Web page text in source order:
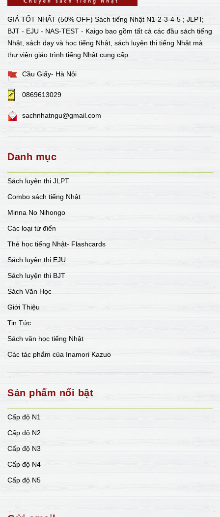
GIÁ TỐT NHẤT (50% OFF) Sách tiếng Nhật N1-2-3-4-5 ; JLPT;
BJT - EJU - NAS-TEST - Kaigo bao gồm tất cả các đầu sách tiếng
Nhật, sách dạy và học tiếng Nhật, sách luyện thi tiếng Nhật mà
thư viện giáo trình tiếng Nhật cung cấp.
Cầu Giấy- Hà Nội
0869613029
sachnhatngu@gmail.com
Danh mục
Sách luyện thi JLPT
Combo sách tiếng Nhật
Minna No Nihongo
Các loại từ điển
Thẻ học tiếng Nhật- Flashcards
Sách luyện thi EJU
Sách luyện thi BJT
Sách Văn Học
Giới Thiệu
Tin Tức
Sách văn học tiếng Nhật
Các tác phẩm của Inamori Kazuo
Sản phẩm nổi bật
Cấp độ N1
Cấp độ N2
Cấp độ N3
Cấp độ N4
Cấp độ N5